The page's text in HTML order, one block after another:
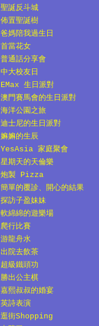
聖誕反斗城
佈置聖誕樹
爸媽陪我過生日
首當花女
普通話分享會
中大校友日
EMax 生日派對
澳門賽馬會的生日派對
海洋公園之旅
迪士尼的生日派對
嫲嫲的生辰
YesAsia 家庭聚會
星期天的天倫樂
炮製 Pizza
簡單的覆診、開心的結果
探訪子盈妹妹
軟綿綿的遊樂場
爬行比賽
游龍舟水
出院去飲茶
超級鐵頭功
勝出公主棋
嘉熙叔叔的婚宴
英詩表演
逛街Shopping